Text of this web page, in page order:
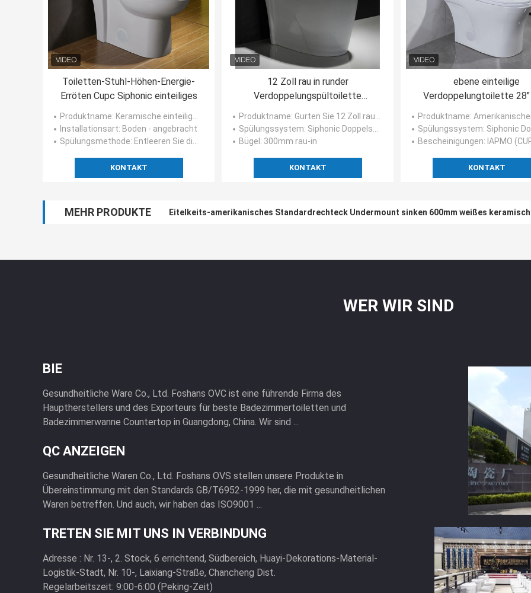
Toiletten-Stuhl-Höhen-Energie-
Erröten Cupc Siphonic einteiliges
Produktname: Keramische einteilige Toilette
Installationsart: Boden - angebracht
Spülungsmethode: Entleeren Sie die Spülung
KONTAKT
12 Zoll rau in runder
Verdoppelungspültoilette
Siphonic rollt s-BlockierwC
Produktname: Gurten Sie 12 Zoll rau Druckdosen-in den keramischen runden Toiletten-Schüsseln
Spülungssystem: Siphonic Doppelspülung
Bügel : 300mm rau-in
KONTAKT
ebene einteilige
Verdoppelungtoilette 28"
Gpf 10 Zoll rau im
Standard
Produktname: Amerikanischer Standard einteilige
Spülungssystem: Siphonic
Bescheinigungen: IAPMO (CUPC),
KONTAKT
MEHR PRODUKTE Eitelkeits-amerikanisches Standardrechteck Undermount sinken 600mm weißes
Moderne glatte weiße Porzellan-Spitzen-Berg-Badezimmer-Wanne
WER WIR SIND
BIE
Gesundheitliche Ware Co., Ltd. Foshans OVC ist eine führende Firma des
Hauptherstellers und des Exporteurs für beste Badezimmertoiletten und
Badezimmerwanne Countertop in Guangdong, China. Wir sind ...
QC ANZEIGEN
Gesundheitliche Waren Co., Ltd. Foshans OVS stellen unsere Produkte in
Übereinstimmung mit den Standards GB/T6952-1999 her, die mit gesundheitlichen
Waren betreffen. Und auch, wir haben das ISO9001 ...
TRETEN SIE MIT UNS IN VERBINDUNG
Adresse : Nr. 13-, 2. Stock, 6 errichtend, Südbereich, Huayi-Dekorations-Material-
Logistik-Stadt, Nr. 10-, Laixiang-Straße, Chancheng Dist.
Regelarbeitszeit: 9:00-6:00 (Peking-Zeit)